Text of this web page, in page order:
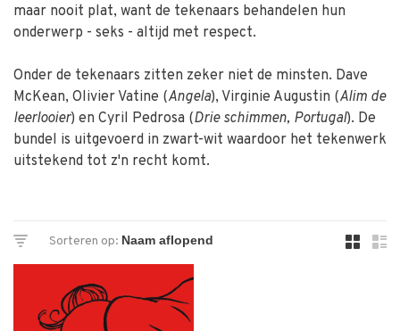
maar nooit plat, want de tekenaars behandelen hun
onderwerp - seks - altijd met respect.
Onder de tekenaars zitten zeker niet de minsten. Dave
McKean, Olivier Vatine (Angela), Virginie Augustin (Alim de
leerlooier) en Cyril Pedrosa (Drie schimmen, Portugal). De
bundel is uitgevoerd in zwart-wit waardoor het tekenwerk
uitstekend tot z'n recht komt.
Sorteren op: